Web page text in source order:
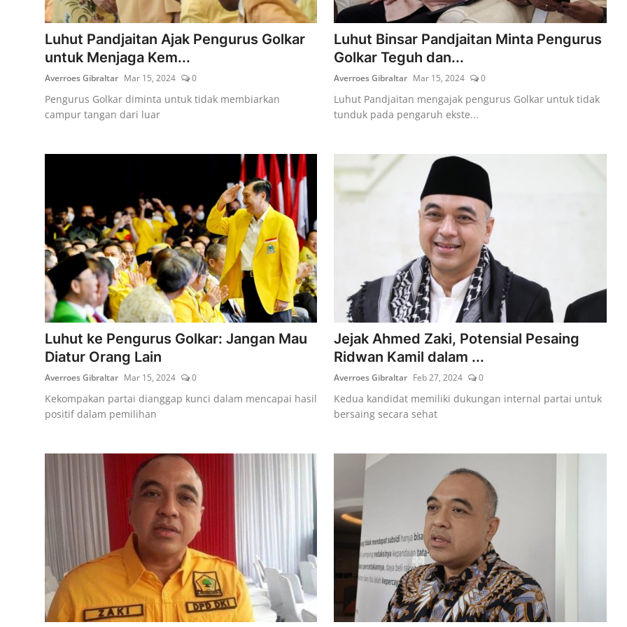
Luhut Pandjaitan Ajak Pengurus Golkar
untuk Menjaga Kem...
Averroes Gibraltar Mar 15, 2024 0
Pengurus Golkar diminta untuk tidak membiarkan
campur tangan dari luar
Luhut Binsar Pandjaitan Minta Pengurus
Golkar Teguh dan...
Averroes Gibraltar Mar 15, 2024 0
Luhut Pandjaitan mengajak pengurus Golkar untuk tidak
tunduk pada pengaruh ekste...
Luhut ke Pengurus Golkar: Jangan Mau
Diatur Orang Lain
Averroes Gibraltar Mar 15, 2024 0
Kekompakan partai dianggap kunci dalam mencapai hasil
positif dalam pemilihan
Jejak Ahmed Zaki, Potensial Pesaing
Ridwan Kamil dalam ...
Averroes Gibraltar Feb 27, 2024 0
Kedua kandidat memiliki dukungan internal partai untuk
bersaing secara sehat